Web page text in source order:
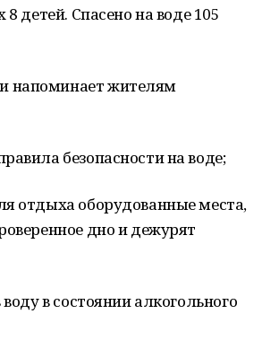
8 детей. Спасено на воде 105
напоминает жителям
безопасности на воде;
отдыха оборудованные места,
дно и дежурят
воду в состоянии алкогольного